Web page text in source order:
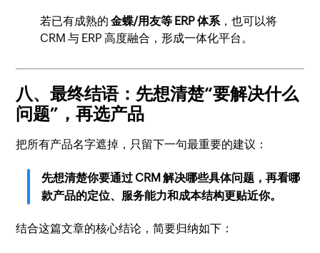
若已有成熟的金蝶/用友等 ERP 体系 ，也可以将
CRM 与 ERP 高度融合，形成一体化平台。
八、最终结语：先想清楚“要解决什么
问题”，再选产品
把所有产品名字遮掉，只留下一句最重要的建议：
先想清楚你要通过 CRM 解决哪些具体问题，再看哪
款产品的定位、服务能力和成本结构更贴近你。
结合这篇文章的核心结论，简要归纳如下：